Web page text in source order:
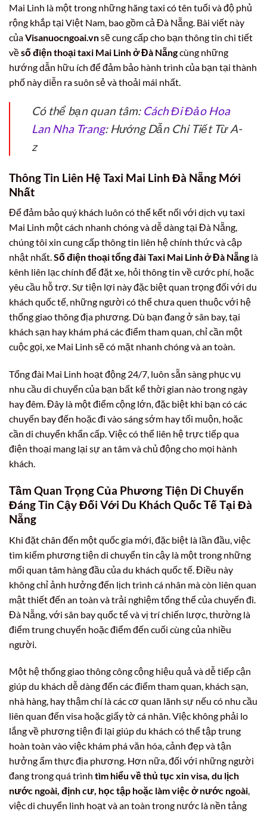
Mai Linh là một trong những hãng taxi có tên tuổi và độ phủ
rộng khắp tại Việt Nam, bao gồm cả Đà Nẵng. Bài viết này
củaVisanuocngoai.vnsẽ cung cấp cho bạn thông tin chi tiết
vềsố điện thoại taxi Mai Linh ở Đà Nẵngcùng những
hướng dẫn hữu ích để đảm bảo hành trình của bạn tại thành
phố này diễn ra suôn sẻ và thoải mái nhất.
Có thể bạn quan tâm: Cách Đi Đảo Hoa
Lan Nha Trang: Hướng Dẫn Chi Tiết Từ A-
z
Thông Tin Liên Hệ Taxi Mai Linh Đà Nẵng Mới
Nhất
Để đảm bảo quý khách luôn có thể kết nối với dịch vụ taxi
Mai Linh một cách nhanh chóng và dễ dàng tại Đà Nẵng,
chúng tôi xin cung cấp thông tin liên hệ chính thức và cập
nhật nhất.Số điện thoại tổng đài Taxi Mai Linh ở Đà Nẵnglà
kênh liên lạc chính để đặt xe, hỏi thông tin về cước phí, hoặc
yêu cầu hỗ trợ. Sự tiện lợi này đặc biệt quan trọng đối với du
khách quốc tế, những người có thể chưa quen thuộc với hệ
thống giao thông địa phương. Dù bạn đang ở sân bay, tại
khách sạn hay khám phá các điểm tham quan, chỉ cần một
cuộc gọi, xe Mai Linh sẽ có mặt nhanh chóng và an toàn.
Tổng đài Mai Linh hoạt động 24/7, luôn sẵn sàng phục vụ
nhu cầu di chuyển của bạn bất kể thời gian nào trong ngày
hay đêm. Đây là một điểm cộng lớn, đặc biệt khi bạn có các
chuyến bay đến hoặc đi vào sáng sớm hay tối muộn, hoặc
cần di chuyển khẩn cấp. Việc có thể liên hệ trực tiếp qua
điện thoại mang lại sự an tâm và chủ động cho mọi hành
khách.
Tầm Quan Trọng Của Phương Tiện Di Chuyển
Đáng Tin Cậy Đối Với Du Khách Quốc Tế Tại Đà
Nẵng
Khi đặt chân đến một quốc gia mới, đặc biệt là lần đầu, việc
tìm kiếm phương tiện di chuyển tin cậy là một trong những
mối quan tâm hàng đầu của du khách quốc tế. Điều này
không chỉ ảnh hưởng đến lịch trình cá nhân mà còn liên quan
mật thiết đến an toàn và trải nghiệm tổng thể của chuyến đi.
Đà Nẵng, với sân bay quốc tế và vị trí chiến lược, thường là
điểm trung chuyển hoặc điểm đến cuối cùng của nhiều
người.
Một hệ thống giao thông công cộng hiệu quả và dễ tiếp cận
giúp du khách dễ dàng đến các điểm tham quan, khách sạn,
nhà hàng, hay thậm chí là các cơ quan lãnh sự nếu có nhu cầu
liên quan đến visa hoặc giấy tờ cá nhân. Việc không phải lo
lắng về phương tiện đi lại giúp du khách có thể tập trung
hoàn toàn vào việc khám phá văn hóa, cảnh đẹp và tận
hưởng ẩm thực địa phương. Hơn nữa, đối với những người
đang trong quá trình tìm hiểu về thủ tục xin visa, du lịch
nước ngoài, định cư, học tập hoặc làm việc ở nước ngoài,
việc di chuyển linh hoạt và an toàn trong nước là nền tảng